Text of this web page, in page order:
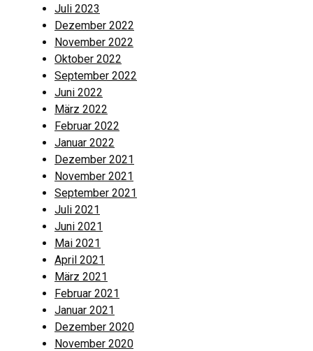
Juli 2023
Dezember 2022
November 2022
Oktober 2022
September 2022
Juni 2022
März 2022
Februar 2022
Januar 2022
Dezember 2021
November 2021
September 2021
Juli 2021
Juni 2021
Mai 2021
April 2021
März 2021
Februar 2021
Januar 2021
Dezember 2020
November 2020